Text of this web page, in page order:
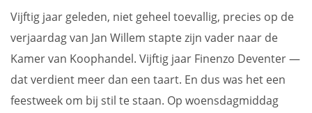
Vijftig jaar geleden, niet geheel toevallig, precies op de
verjaardag van Jan Willem stapte zijn vader naar de
Kamer van Koophandel. Vijftig jaar Finenzo Deventer —
dat verdient meer dan een taart. En dus was het een
feestweek om bij stil te staan. Op woensdagmiddag